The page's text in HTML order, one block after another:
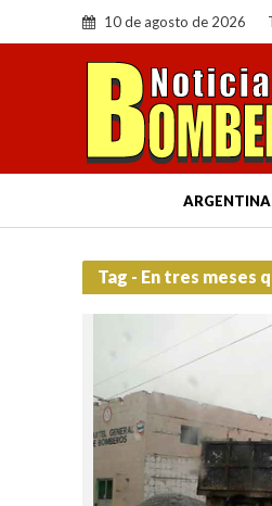
10 de agosto de 2026
ARGENTINA
Tag - En tres meses